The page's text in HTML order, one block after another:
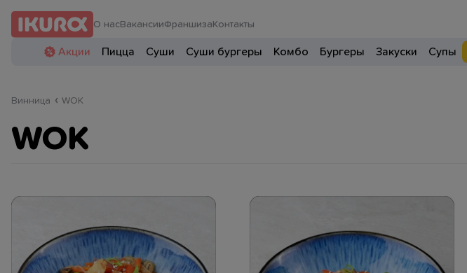
О нас ВакансииФраншиза Контакты
Акции Пицца Суши Суши бургеры Комбо Бургеры Закуски Супы
Винница WOK
WOK